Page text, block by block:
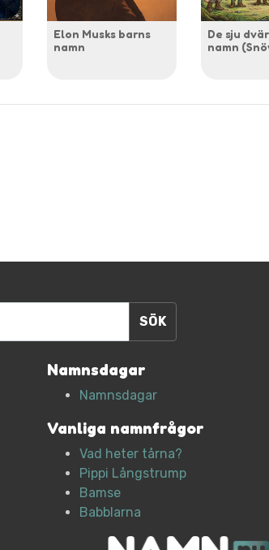
Elon Musks barns
namn
De sju
namn
Namnsdagar
Namnsdagar
Vanliga namnfrågor
Vad heter tårna?
Pippi Långstrump
Bamse
Babblarna